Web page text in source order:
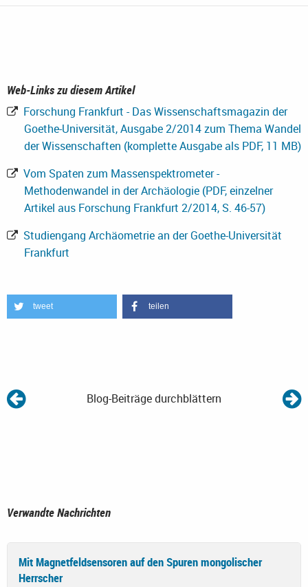
Web-Links zu diesem Artikel
Forschung Frankfurt - Das Wissenschaftsmagazin der
Goethe-Universität, Ausgabe 2/2014 zum Thema Wandel
der Wissenschaften (komplette Ausgabe als PDF, 11 MB)
Vom Spaten zum Massenspektrometer -
Methodenwandel in der Archäologie (PDF, einzelner
Artikel aus Forschung Frankfurt 2/2014, S. 46-57)
Studiengang Archäometrie an der Goethe-Universität
Frankfurt
tweet teilen
Blog-Beiträge durchblättern
Verwandte Nachrichten
Mit Magnetfeldsensoren auf den Spuren mongolischer
Herrscher